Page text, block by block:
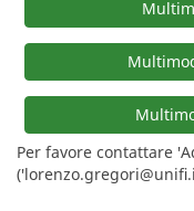
Per favore contattare